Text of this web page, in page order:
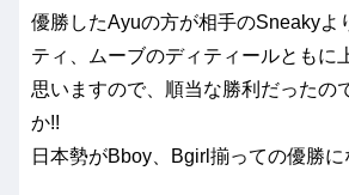
優勝したAyuの方が相手のSneakyよ
ティ、ムーブのディティールともに
思いますので、順当な勝利だったの
か!!
日本勢がBboy、Bgirl揃っての優勝に